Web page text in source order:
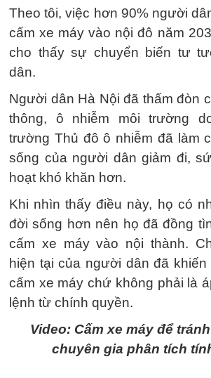
Theo tôi, việc hơn 90% người
cấm xe máy vào nội đô năm
cho thấy sự chuyển biến tư
dân.
Người dân Hà Nội đã thấm đòn
thông, ô nhiễm môi trường
trường Thủ đô ô nhiễm đã làm
sống của người dân giảm đi,
hoạt khó khăn hơn.
Khi nhìn thấy điều này, họ có
đời sống hơn nên họ đã đồng
cấm xe máy vào nội thành.
hiện tại của người dân đã khiến
cấm xe máy chứ không phải là
lệnh từ chính quyền.
Video: Cấm xe máy để
chuyên gia phân tích